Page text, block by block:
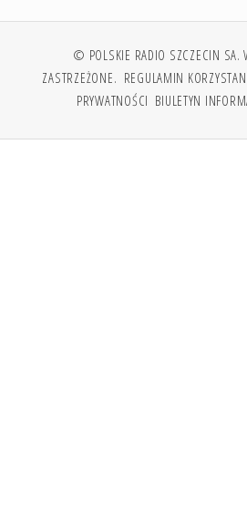
© POLSKIE RADIO SZCZECIN SA.
ZASTRZEŻONE. REGULAMIN
PRYWATNOŚCI BIULETYN